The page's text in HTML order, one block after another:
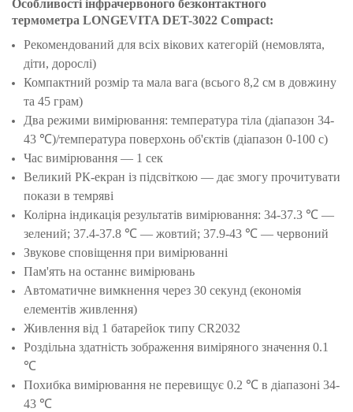
Особливості інфрачервоного безконтактного
термометра LONGEVITA DET-3022 Compact:
Рекомендований для всіх вікових категорій (немовлята,
діти, дорослі)
Компактний розмір та мала вага (всього 8,2 см в довжину
та 45 грам)
Два режими вимірювання: температура тіла (діапазон 34-
43 ℃)/температура поверхонь об'єктів (діапазон 0-100 с)
Час вимірювання — 1 сек
Великий РК-екран із підсвіткою — дає змогу прочитувати
покази в темряві
Колірна індикація результатів вимірювання: 34-37.3 ℃ —
зелений; 37.4-37.8 ℃ — жовтий; 37.9-43 ℃ — червоний
Звукове сповіщення при вимірюванні
Пам'ять на останнє вимірювань
Автоматичне вимкнення через 30 секунд (економія
елементів живлення)
Живлення від 1 батарейок типу CR2032
Роздільна здатність зображення виміряного значення 0.1
℃
Похибка вимірювання не перевищує 0.2 ℃ в діапазоні 34-
43 ℃